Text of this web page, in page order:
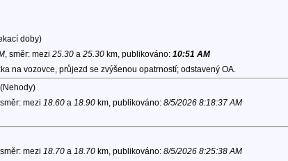
doby)
, směr: mezi 25.30a 25.30km, publikováno: 10:51 AM
na vozovce, průjezd se zvýšenou opatrností; odstavený OA.
mezi 18.60a 18.90km, publikováno: 8/5/2026 8:18:37 AM
mezi 18.70a 18.70km, publikováno: 8/5/2026 8:25:38 AM